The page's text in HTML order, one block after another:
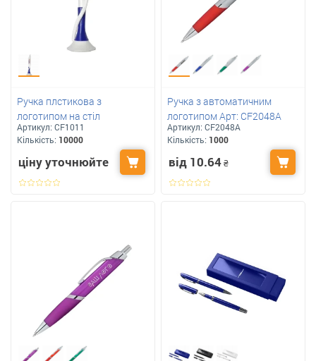
Ручка плстикова з
логотипом на стіл
Артикул: CF1011
Кількість: 10000
ціну уточнюйте
Ручка з автоматичним
логотипом Арт: CF2048A
Артикул:CF2048A
Кількість: 1000
від 10.64₴